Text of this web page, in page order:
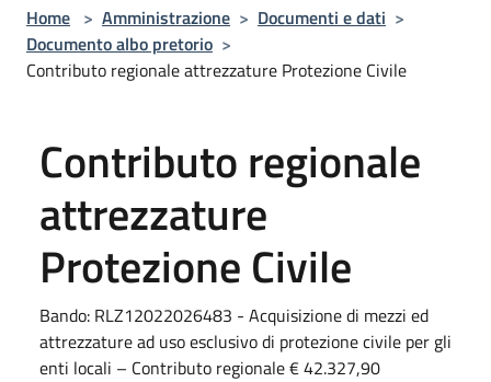
Home > Amministrazione > Documenti e dati >
Documento albo pretorio >
Contributo regionale attrezzature Protezione Civile
Contributo regionale
attrezzature
Protezione Civile
Bando: RLZ12022026483 - Acquisizione di mezzi ed
attrezzature ad uso esclusivo di protezione civile per gli
enti locali – Contributo regionale € 42.327,90